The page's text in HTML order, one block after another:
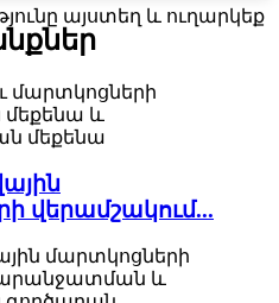
այստեղ և ուղարկեք
վերամշակում...